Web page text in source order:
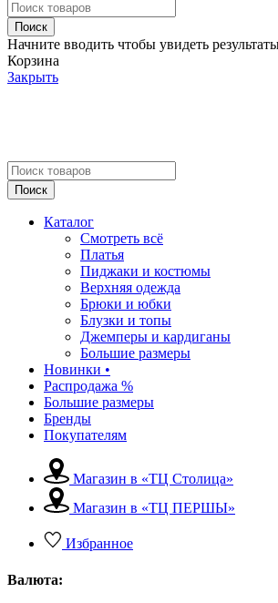
Поиск
Начните вводить чтобы увидеть
Корзина
Закрыть
Поиск
Каталог
Смотреть всё
Платья
Пиджаки и костюмы
Верхняя одежда
Брюки и юбки
Блузки и топы
Джемперы и кардиганы
Большие размеры
Новинки •
Распродажа %
Большие размеры
Бренды
Покупателям
Магазин в «ТЦ Столица»
Магазин в «ТЦ ПЕРШЫ»
Избранное
Валюта: